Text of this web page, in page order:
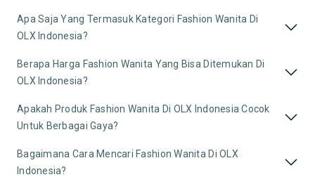
Apa Saja Yang Termasuk Kategori Fashion Wanita Di
OLX Indonesia?
Berapa Harga Fashion Wanita Yang Bisa Ditemukan Di
OLX Indonesia?
Apakah Produk Fashion Wanita Di OLX Indonesia Cocok
Untuk Berbagai Gaya?
Bagaimana Cara Mencari Fashion Wanita Di OLX
Indonesia?